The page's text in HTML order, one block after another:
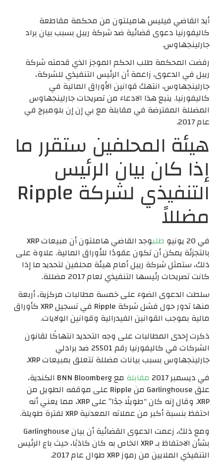
أيد القاضي فيليس هاميلتون من محكمة مقاطعة
كاليفورنيا دعوى قضائية ضد شركة ريبل بسبب بيان براد
جارلينجهاوس.
رفضت المحكمة طلب الحكم الموجز الذي قدمته شركة
ريبل في الدعوى، زاعمة أن الرئيس التنفيذي للشركة،
جارلينجهاوس، انتهك قوانين الأوراق المالية في
كاليفورنيا. ينبع هذا الادعاء من تصريحات جارلينجهاوس
المضللة المفترضة في مقابلة مع بي إن إن بلومبرج في
عام 2017.
هيئة المحلفين ستقرر ما
إذا كان بيان الرئيس
التنفيذي لشركة Ripple
مضللاً
في 20 يونيو طلب
وجد القاضي هاملتون أن مبيعات XRP
بالتجزئة يمكن أن تكون عقودًا للأوراق المالية. علاوة على
ذلك، ستمثل شركة ريبل أمام هيئة محلفين لتحديد ما إذا
كانت تصريحات رئيسها التنفيذي لعام 2017 مضللة.
سلطت الدعوى الضوء على خمسة مطالبات مركزية، أربعة
منها تدور حول فشل شركة Ripple في تسجيل XRP كأوراق
مالية بموجب القوانين الفيدرالية وقوانين الولايات.
ذكرت إحدى المطالبات على وجه التحديد انتهاكًا لقانون
الشركات في كاليفورنيا رقم 25501 ضد برادلي
جارلينجهاوس بسبب بيانات مضللة تتعلق بمبيعات XRP.
في ديسمبر 2017
مقابلة
مع BNN Bloomberg الكندية،
علق Garlinghouse من Ripple على موقفه الطويل من
XRP. وقال إنه كان “طويلًا جدًا” على XRP، مما يعني أنه
احتفظ بنسبة أكبر من عملاته المعدنية XRP لفترة طويلة.
ومع ذلك، زعمت الدعوى القضائية أن بيان Garlinghouse
بشأن الاحتفاظ بـ XRP الخاص به كان كاذبًا، حيث باع الرئيس
التنفيذي الملايين من رموز XRP طوال عام 2017.